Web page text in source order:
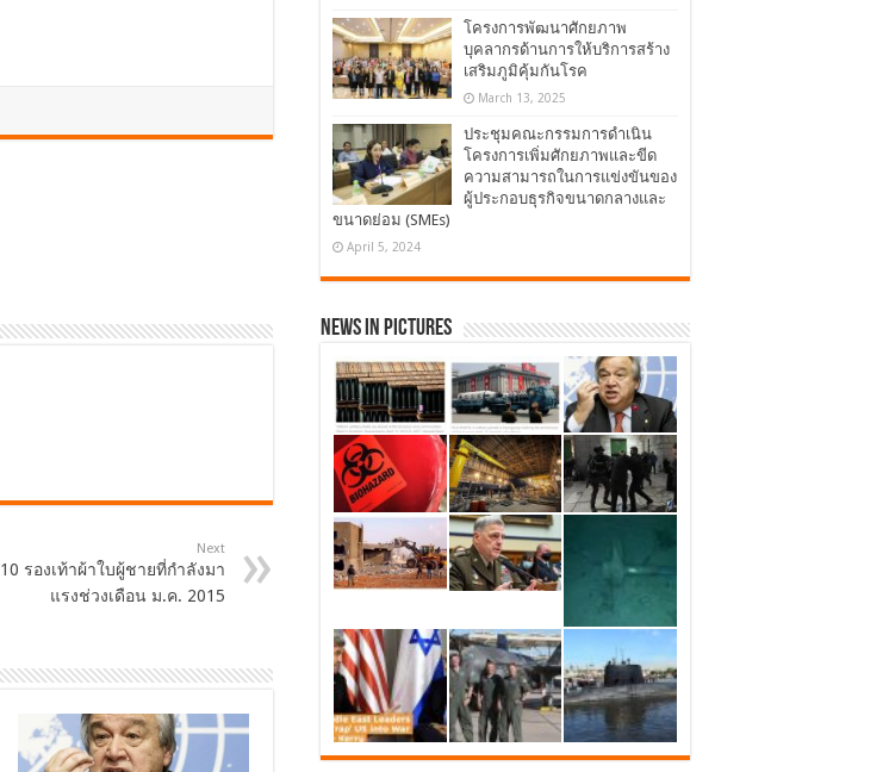
Next
10 รองเท้าผ้าใบผู้ชายที่กำลังมา
แรงช่วงเดือน ม.ค. 2015
โครงการพัฒนาศักยภาพ
บุคลากรด้านการให้บริการสร้าง
เสริมภูมิคุ้มกันโรค
March 13, 2025
ประชุมคณะกรรมการดำเนิน
โครงการเพิ่มศักยภาพและขีด
ความสามารถในการแข่งขันของ
ผู้ประกอบธุรกิจขนาดกลางและ
ขนาดย่อม (SMEs)
April 5, 2024
News in Pictures